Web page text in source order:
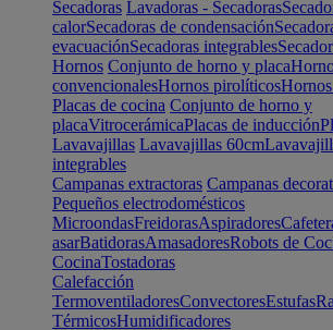
Secadoras Lavadoras - Secadoras
calorSecadoras de condensación
evacuaciónSecadoras integrables
Hornos Conjunto de horno y placa
convencionalesHornos pirolíticos
Placas de cocina Conjunto de horno y
placaVitrocerámicaPlacas de inducción
Lavavajillas Lavavajillas 60cm
integrables
Campanas extractoras Campanas
Pequeños electrodomésticos
MicroondasFreidorasAspiradores
asarBatidorasAmasadoresRobots de
CocinaTostadoras
Calefacción
TermoventiladoresConvectoresEstufas
TérmicosHumidificadores